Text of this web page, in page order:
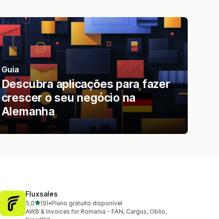
Guia
Descubra aplicações para fazer
crescer o seu negócio na
Alemanha
Fluxsales
5,0de 5 estrelas
(9)
9 total de avaliações
•Plano gratuito disponível
AWB & Invoices for Romania - FAN, Cargus, Oblio,